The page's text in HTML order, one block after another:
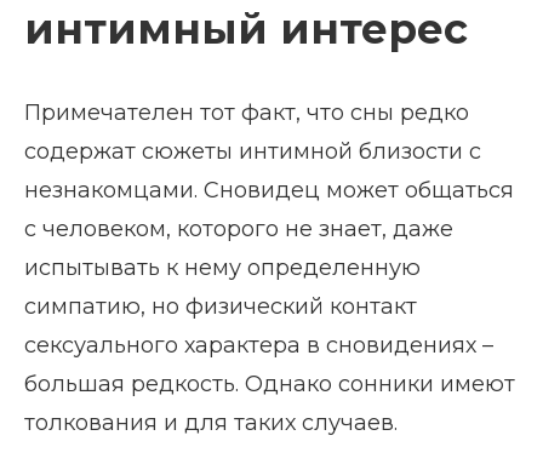
интимный интерес
Примечателен тот факт, что сны редко
содержат сюжеты интимной близости с
незнакомцами. Сновидец может общаться
с человеком, которого не знает, даже
испытывать к нему определенную
симпатию, но физический контакт
сексуального характера в сновидениях –
большая редкость. Однако сонники имеют
толкования и для таких случаев.